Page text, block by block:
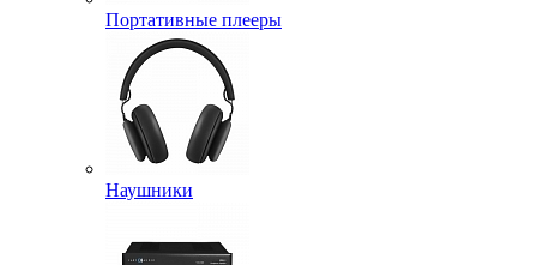
Портативные плееры
Наушники